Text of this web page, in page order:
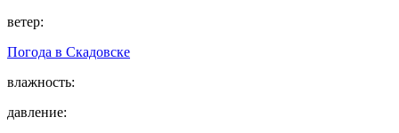
ветер:
Погода в Скадовске
влажность:
давление: